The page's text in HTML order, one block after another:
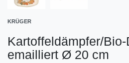
KRÜGER
Kartoffeldämpfer/
emailliert Ø 20 cm